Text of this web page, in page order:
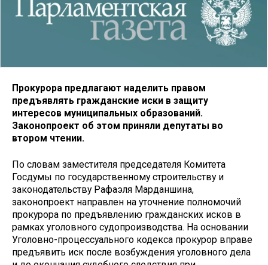
Прокурора предлагают наделить правом
предъявлять гражданские иски в защиту
интересов муниципальных образований.
Законопроект об этом приняли депутаты во
втором чтении.
По словам заместителя председателя Комитета
Госдумы по государственному строительству и
законодательству Рафаэля Марданшина,
законопроект направлен на уточнение полномочий
прокурора по предъявлению гражданских исков в
рамках уголовного судопроизводства. На основании
Уголовно-процессуального кодекса прокурор вправе
предъявить иск после возбуждения уголовного дела